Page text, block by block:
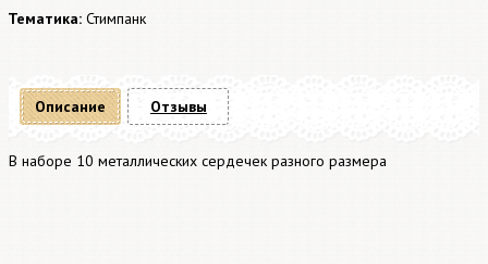
Тематика: Стимпанк
Описание
В наборе 10 металлических сердечек разного размера
Отзывы